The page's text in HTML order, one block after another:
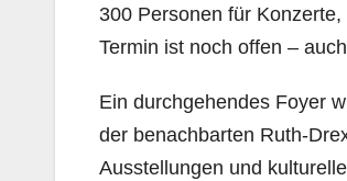
300 Personen für
Termin ist noch offen –
Ein durchgehendes Foyer
der benachbarten Ruth-
Ausstellungen und